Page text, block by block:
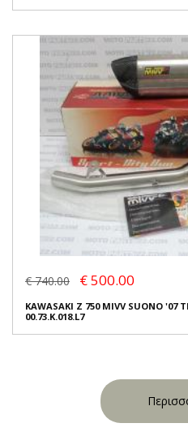
€ 740.00 € 500.00
KAWASAKI Z 750 MIVV SUONO
00.73.K.018.L7